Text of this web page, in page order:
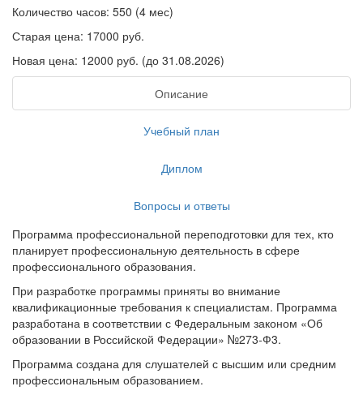
Количество часов: 550 (4 мес)
Старая цена: 17000 руб.
Новая цена: 12000 руб. (до 31.08.2026)
Описание
Учебный план
Диплом
Вопросы и ответы
Программа профессиональной переподготовки для тех, кто
планирует профессиональную деятельность в сфере
профессионального образования.
При разработке программы приняты во внимание
квалификационные требования к специалистам. Программа
разработана в соответствии с Федеральным законом «Об
образовании в Российской Федерации» №273-Ф3.
Программа создана для слушателей с высшим или средним
профессиональным образованием.